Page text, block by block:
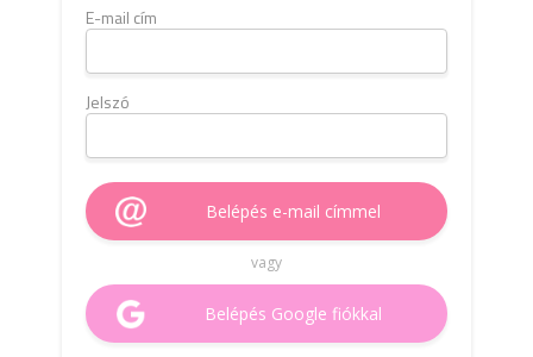
E-mail cím
Jelszó
Belépés e-mail címmel
vagy
Belépés Google fiókkal